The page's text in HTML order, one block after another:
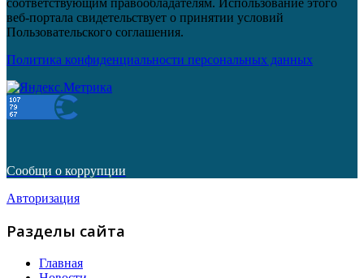
веб-портала свидетельствует о принятии условий
Пользовательского соглашения.
Политика конфиденциальности персональных данных
Сообщи о коррупции
Авторизация
Разделы сайта
Главная